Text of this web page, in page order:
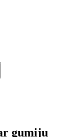
gumiju